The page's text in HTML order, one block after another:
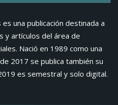
una publicación destinada a
y artículos del área de
Nació en 1989 como una
2017 se publica también su
es semestral y solo digital.